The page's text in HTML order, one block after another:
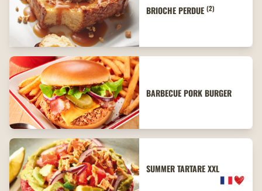
BRIOCHE PERDUE (2)
BARBECUE PORK BURGER
SUMMER TARTARE XXL